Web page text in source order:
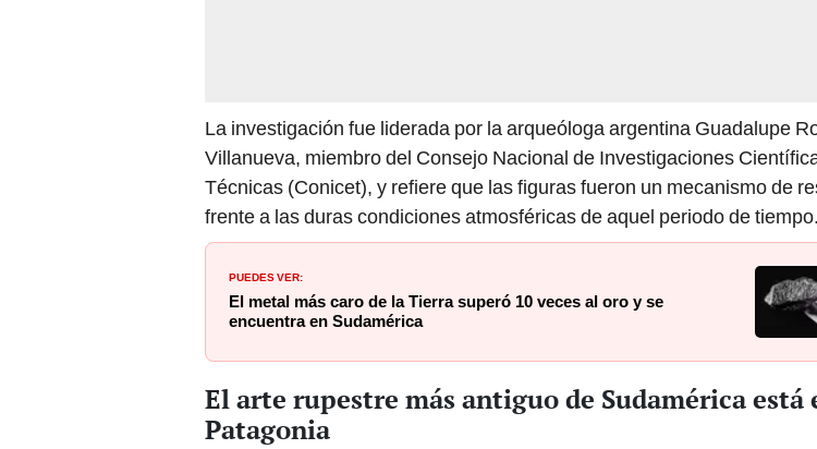
La investigación fue liderada por la arqueóloga argentina Guadalupe
Villanueva, miembro del Consejo Nacional de Investigaciones
Técnicas (Conicet), y refiere que las figuras fueron un mecanismo de
frente a las duras condiciones atmosféricas de aquel periodo de tiempo.
PUEDES VER:
El metal más caro de la Tierra superó 10 veces al oro y se
encuentra en Sudamérica
El arte rupestre más antiguo de Sudamérica está
Patagonia